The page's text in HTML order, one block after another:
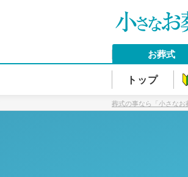
お葬式
トップ
葬式の事なら「小さなお